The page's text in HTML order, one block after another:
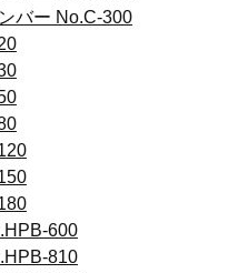
バー No.C-300
600
810